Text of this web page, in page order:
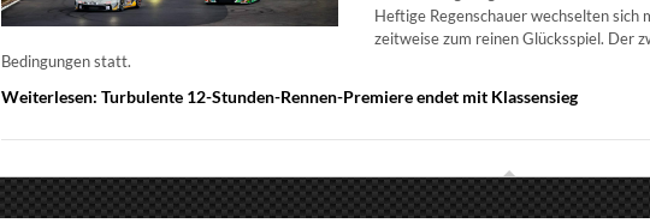
Heftige Regenschauer wechselten sich
zeitweise zum reinen Glücksspiel. Der
Bedingungen statt.
Weiterlesen: Turbulente 12-Stunden-Rennen-Premiere endet mit Klassensieg